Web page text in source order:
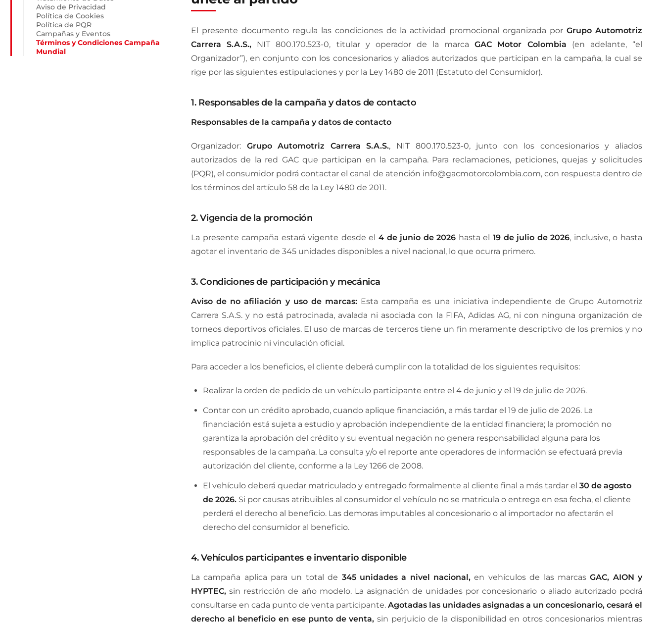
Desde $107.990.000*
Aviso de Privacidad
Política de Cookies
Política de PQR
Campañas y Eventos
Términos y Condiciones Campaña
Mundial
El presente documento regula las condiciones de la actividad promocional organizada porGrupo Automotriz
Carrera S.A.S., NIT 800.170.523-0, titular y operador de la marcaGAC Motor Colombia (en adelante, “el
Organizador”), en conjunto con los concesionarios y aliados autorizados que participan en la campaña, la cual se
rige por las siguientes estipulaciones y por la Ley 1480 de 2011 (Estatuto del Consumidor).
1. Responsables de la campaña y datos de contacto
Responsables de la campaña y datos de contacto
Organizador: Grupo Automotriz Carrera S.A.S., NIT 800.170.523-0, junto con los concesionarios y aliados
autorizados de la red GAC que participan en la campaña. Para reclamaciones, peticiones, quejas y solicitudes
(PQR), el consumidor podrá contactar el canal de atención info@gacmotorcolombia.com, con respuesta dentro de
los términos del artículo 58 de la Ley 1480 de 2011.
2. Vigencia de la promoción
La presente campaña estará vigente desde el 4 de junio de 2026 hasta el19 de julio de 2026, inclusive, o hasta
agotar el inventario de 345 unidades disponibles a nivel nacional, lo que ocurra primero.
3. Condiciones de participación y mecánica
Aviso de no afiliación y uso de marcas:Esta campaña es una iniciativa independiente de Grupo Automotriz
Carrera S.A.S. y no está patrocinada, avalada ni asociada con la FIFA, Adidas AG, ni con ninguna organización de
torneos deportivos oficiales. El uso de marcas de terceros tiene un fin meramente descriptivo de los premios y no
implica patrocinio ni vinculación oficial.
Para acceder a los beneficios, el cliente deberá cumplir con la totalidad de los siguientes requisitos:
Realizar la orden de pedido de un vehículo participante entre el 4 de junio y el 19 de julio de 2026.
Contar con un crédito aprobado, cuando aplique financiación, a más tardar el 19 de julio de 2026. La
financiación está sujeta a estudio y aprobación independiente de la entidad financiera; la promoción no
garantiza la aprobación del crédito y su eventual negación no genera responsabilidad alguna para los
responsables de la campaña. La consulta y/o el reporte ante operadores de información se efectuará previa
autorización del cliente, conforme a la Ley 1266 de 2008.
El vehículo deberá quedar matriculado y entregado formalmente al cliente final a más tardar el 30 de agosto
de 2026. Si por causas atribuibles al consumidor el vehículo no se matricula o entrega en esa fecha, el cliente
perderá el derecho al beneficio. Las demoras imputables al concesionario o al importador no afectarán el
derecho del consumidor al beneficio.
4. Vehículos participantes e inventario disponible
La campaña aplica para un total de 345 unidades a nivel nacional, en vehículos de las marcasGAC, AION y
HYPTEC, sin restricción de año modelo. La asignación de unidades por concesionario o aliado autorizado podrá
consultarse en cada punto de venta participante. Agotadas las unidades asignadas a un concesionario, cesará el
derecho al beneficio en ese punto de venta, sin perjuicio de la disponibilidad en otros concesionarios mientras